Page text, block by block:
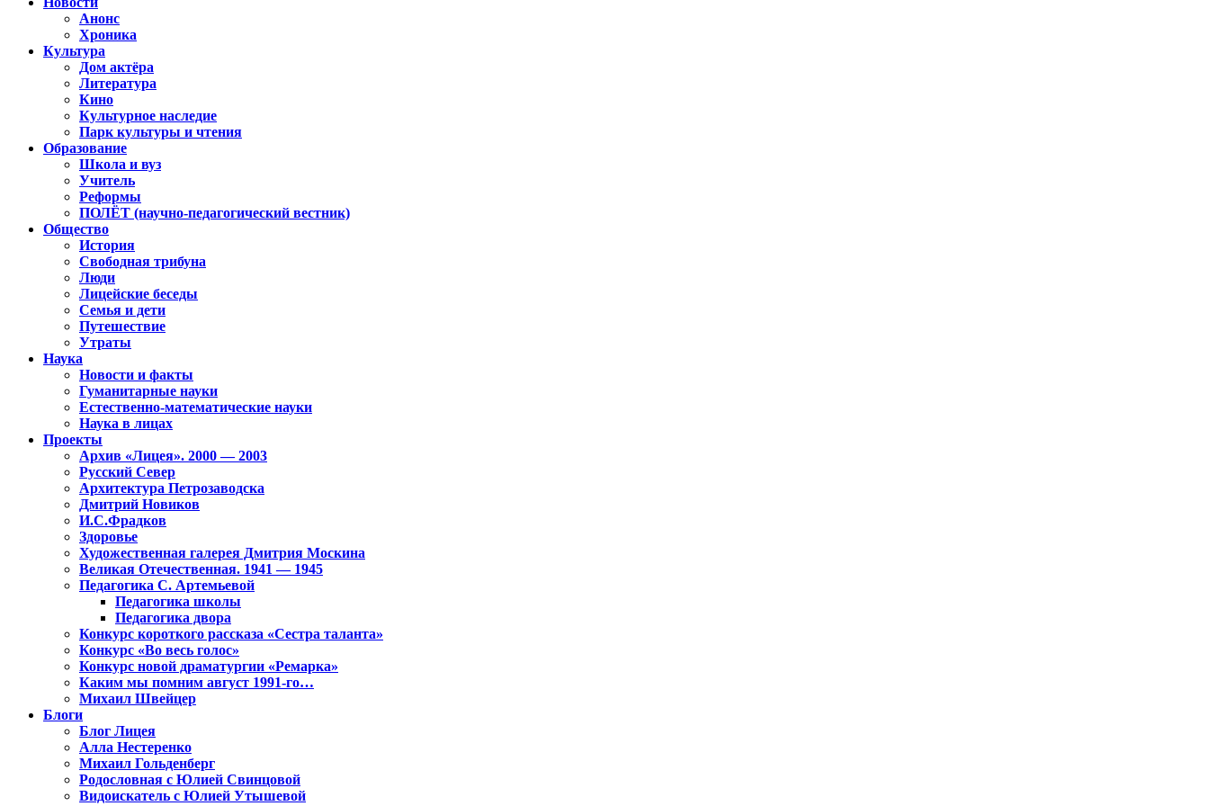
Анонс
Хроника
Культура
Дом актёра
Литература
Кино
Культурное наследие
Парк культуры и чтения
Образование
Школа и вуз
Учитель
Реформы
ПОЛЁТ (научно-педагогический вестник)
Общество
История
Свободная трибуна
Люди
Лицейские беседы
Семья и дети
Путешествие
Утраты
Наука
Новости и факты
Гуманитарные науки
Естественно-математические науки
Наука в лицах
Проекты
Архив «Лицея». 2000 — 2003
Русский Север
Архитектура Петрозаводска
Дмитрий Новиков
И.С.Фрадков
Здоровье
Художественная галерея Дмитрия Москина
Великая Отечественная. 1941 — 1945
Педагогика С. Артемьевой
Педагогика школы
Педагогика двора
Конкурс короткого рассказа «Сестра таланта»
Конкурс «Во весь голос»
Конкурс новой драматургии «Ремарка»
Каким мы помним август 1991-го…
Михаил Швейцер
Блоги
Блог Лицея
Алла Нестеренко
Михаил Гольденберг
Родословная с Юлией Свинцовой
Видоискатель с Юлией Утышевой